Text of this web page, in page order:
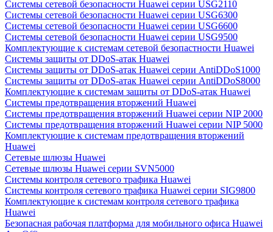
Системы сетевой безопасности Huawei серии USG2110
Системы сетевой безопасности Huawei серии USG6300
Системы сетевой безопасности Huawei серии USG6600
Системы сетевой безопасности Huawei серии USG9500
Комплектующие к системам сетевой безопастности Huawei
Системы защиты от DDoS-атак Huawei
Системы защиты от DDoS-атак Huawei серии AntiDDoS1000
Системы защиты от DDoS-атак Huawei серии AntiDDoS8000
Комплектующие к системам защиты от DDoS-атак Huawei
Системы предотвращения вторжений Huawei
Системы предотвращения вторжений Huawei серии NIP 2000
Системы предотвращения вторжений Huawei серии NIP 5000
Комплектующие к системам предотвращения вторжений
Huawei
Сетевые шлюзы Huawei
Сетевые шлюзы Huawei серии SVN5000
Системы контроля сетевого трафика Huawei
Системы контроля сетевого трафика Huawei серии SIG9800
Комплектующие к системам контроля сетевого трафика
Huawei
Безопасная рабочая платформа для мобильного офиса Huawei